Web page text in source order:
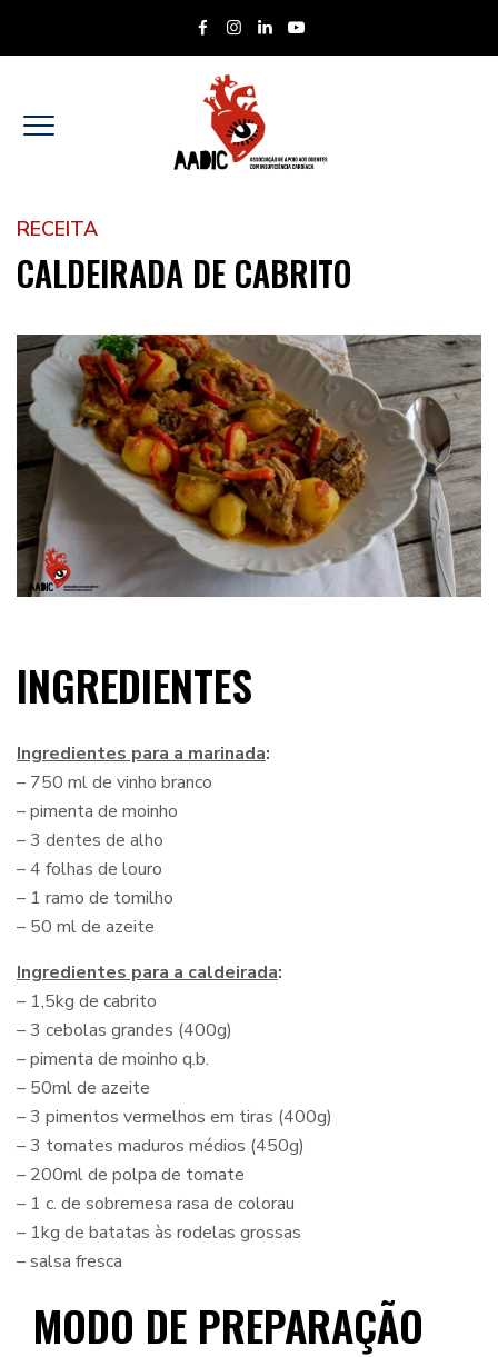
RECEITA
CALDEIRADA DE CABRITO
INGREDIENTES
Ingredientes para a marinada:
– 750 ml de vinho branco
– pimenta de moinho
– 3 dentes de alho
– 4 folhas de louro
– 1 ramo de tomilho
– 50 ml de azeite
Ingredientes para a caldeirada:
– 1,5kg de cabrito
– 3 cebolas grandes (400g)
– pimenta de moinho q.b.
– 50ml de azeite
– 3 pimentos vermelhos em tiras (400g)
– 3 tomates maduros médios (450g)
– 200ml de polpa de tomate
– 1 c. de sobremesa rasa de colorau
– 1kg de batatas às rodelas grossas
– salsa fresca
MODO DE PREPARAÇÃO